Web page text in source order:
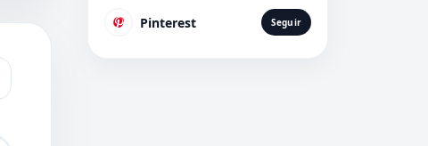
Pinterest Seguir